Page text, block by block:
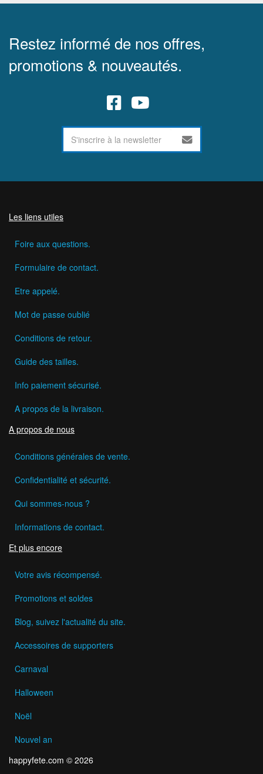
Restez informé de nos offres,
promotions & nouveautés.
Les liens utiles
Foire aux questions.
Formulaire de contact.
Etre appelé.
Mot de passe oublié
Conditions de retour.
Guide des tailles.
Info paiement sécurisé.
A propos de la livraison.
A propos de nous
Conditions générales de vente.
Confidentialité et sécurité.
Qui sommes-nous ?
Informations de contact.
Et plus encore
Votre avis récompensé.
Promotions et soldes
Blog, suivez l'actualité du site.
Accessoires de supporters
Carnaval
Halloween
Noël
Nouvel an
happyfete.com © 2026